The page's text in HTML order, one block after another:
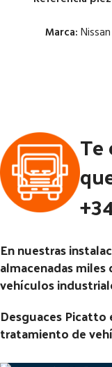
Marca: Nissan
Código Pieza:
En nuestras
almacenadas miles
vehículos
Desguaces Picatto
tratamiento de